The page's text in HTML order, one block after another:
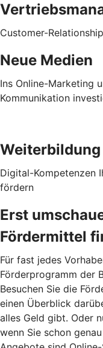
Customer-
Neue Medien
Ins Online-Marketing
Kommunikation
Weiterbildung
Digital-Kompetenzen
fördern
Erst
Fördermittel
Für fast jedes
Förderprogramm der
Besuchen Sie die
einen Überblick
alles Geld gibt. Oder
wenn Sie schon